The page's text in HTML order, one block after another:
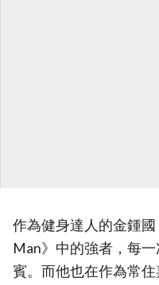
作為健身達人的金鍾
Man》中的強者，每
賓。而他也在作為常